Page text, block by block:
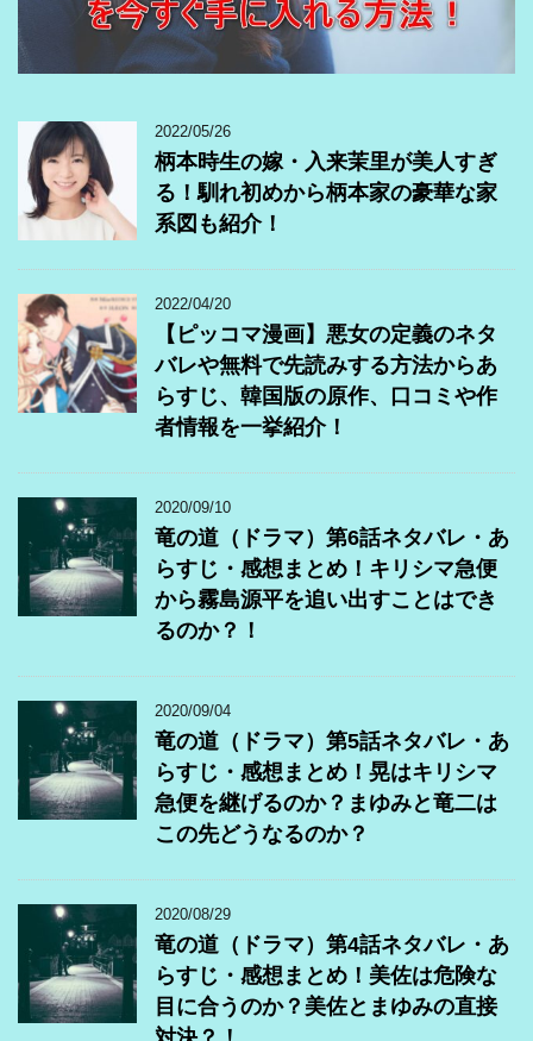
2022/05/26
柄本時生の嫁・入来茉里が美人すぎ
る！馴れ初めから柄本家の豪華な家
系図も紹介！
2022/04/20
【ピッコマ漫画】悪女の定義のネタ
バレや無料で先読みする方法からあ
らすじ、韓国版の原作、口コミや作
者情報を一挙紹介！
2020/09/10
竜の道（ドラマ）第6話ネタバレ・あ
らすじ・感想まとめ！キリシマ急便
から霧島源平を追い出すことはでき
るのか？！
2020/09/04
竜の道（ドラマ）第5話ネタバレ・あ
らすじ・感想まとめ！晃はキリシマ
急便を継げるのか？まゆみと竜二は
この先どうなるのか？
2020/08/29
竜の道（ドラマ）第4話ネタバレ・あ
らすじ・感想まとめ！美佐は危険な
目に合うのか？美佐とまゆみの直接